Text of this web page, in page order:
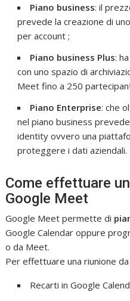
Piano business: il
prevede la creazione di
per account ;
Piano business Plus:
con uno spazio di
Meet fino a 250
Piano Enterprise: che
nel piano business
identity ovvero una
proteggere i dati aziendali.
Come effettuare
Google Meet
Google Meet permette di
Google Calendar oppure
o da Meet.
Per effettuare una riunione
Recarti in Google